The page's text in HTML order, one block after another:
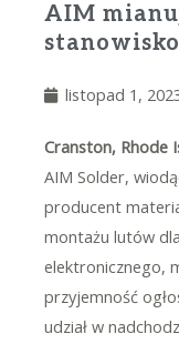
AIM
listopad 1,
Cranston, Rhode
AIM Solder,
producent
montażu lutów
elektronicznego,
przyjemność
udział w